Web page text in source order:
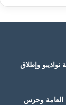
نواذيبو وإطلاق
العامة وحرس